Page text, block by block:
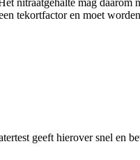
tekortfactor en moet
geeft hierover snel en